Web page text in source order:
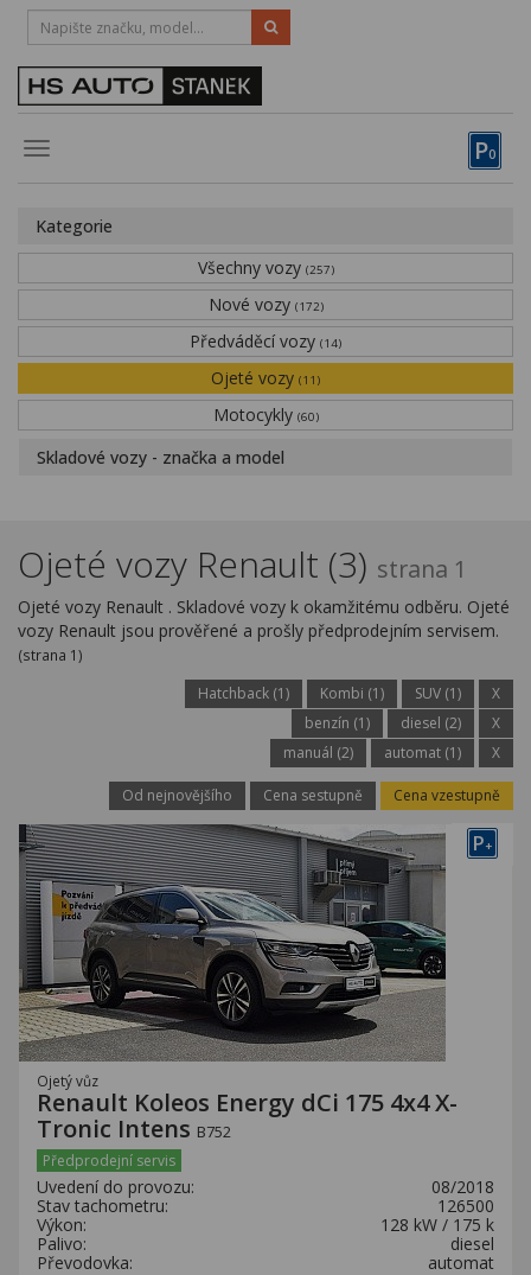
P0
Toggle
HOTLINE:
STRAKONICE-383 335 366
Obytné vozy
Financování
Novinky
Kontakty
Kategorie
Všechny vozy (257)
Nové vozy (172)
Předváděcí vozy (14)
Ojeté vozy (11)
Motocykly (60)
Skladové vozy - značka a model
Ojeté vozy Renault (3) strana 1
Ojeté vozy Renault . Skladové vozy k okamžitému odběru. Ojeté
vozy Renault jsou prověřené a prošly předprodejním servisem.
(strana 1)
Hatchback (1) Kombi (1) SUV (1)
X
benzín (1)
diesel (2)
X
manuál (2)
automat (1) X
Od nejnovějšího Cena sestupně Cena vzestupně
P+
Ojetý vůz
Renault Koleos Energy dCi 175 4x4 X-
Tronic Intens B752
Předprodejní servis
Uvedení do provozu:
08/2018
Stav tachometru:
126500
Výkon:
128 kW / 175 k
Palivo:
diesel
Převodovka:
automat